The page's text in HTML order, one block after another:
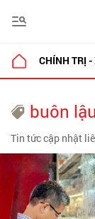
CHÍNH TRỊ -
buôn lậu
Tin tức cập nhật